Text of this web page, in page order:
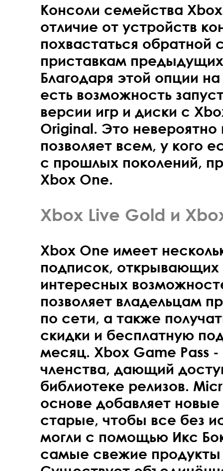
Консоли семейства
отличие от устройств
похвастаться обратной
приставкам
Благодаря этой опции
есть возможность
версии игр и диски с
Original. Это невероятно
позволяет всем, у кого
с прошлых поколений,
Xbox One.
Xbox Live Gold и
Xbox One имеет
подписок,
интересных
позволяет владельцам
по сети, а также
скидки и бесплатную
месяц. Xbox Game Pass
членства, дающий
библиотеке релизов.
основе добавляет
старые, чтобы все без
могли с помощью Икс
самые свежие продукты